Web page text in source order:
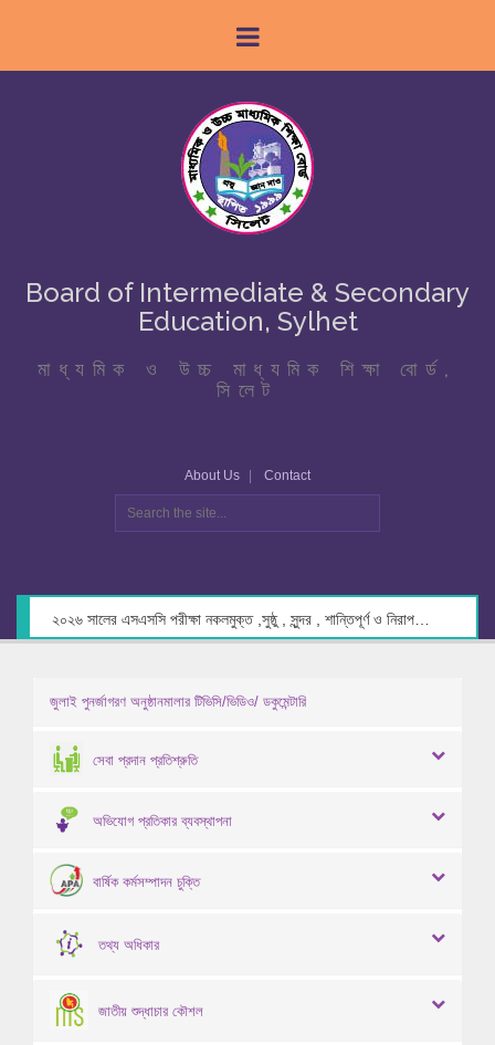
Board of Intermediate & Secondary
Education, Sylhet
মাধ্যমিক ও উচ্চ মাধ্যমিক শিক্ষা বোর্ড,
সিলেট
About Us Contact
জুলাই পুনর্জাগরণ অনুষ্ঠানমালার টিভিসি/ভিডিও/ ডকুমেন্টারি
সেবা প্রদান প্রতিশ্রুতি
অভিযোগ প্রতিকার ব্যবস্থাপনা
বার্ষিক কর্মসম্পাদন চুক্তি
তথ্য অধিকার
জাতীয় শুদ্ধাচার কৌশল